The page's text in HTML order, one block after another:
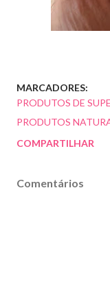
MARCADORES:
PRODUTOS DE
PRODUTOS
COMPARTILHAR
Comentários